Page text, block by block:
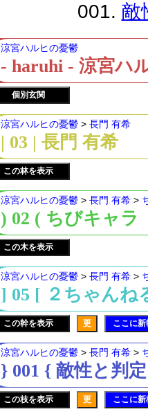
001. 敵
涼宮ハルヒの憂鬱
- haruhi - 涼宮ハ
個別玄関
涼宮ハルヒの憂鬱 > 長門 有希
| 03 | 長門 有希
この林を表示
涼宮ハルヒの憂鬱 > 長門 有希 >
) 02 ( ちびキャラ
この木を表示
涼宮ハルヒの憂鬱 > 長門 有希 >
] 05 [ ２ちゃんね
この幹を表示 更 ここに
涼宮ハルヒの憂鬱 > 長門 有希 >
} 001 { 敵性と判定
この枝を表示 更 ここに